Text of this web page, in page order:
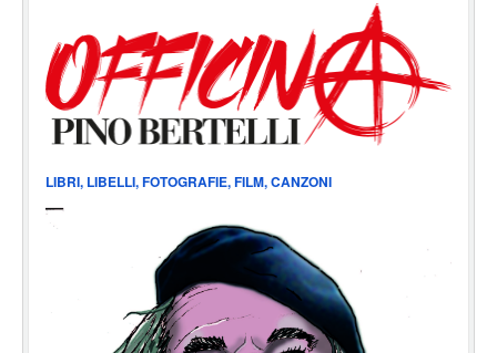
LIBRI, LIBELLI, FOTOGRAFIE, FILM, CANZONI